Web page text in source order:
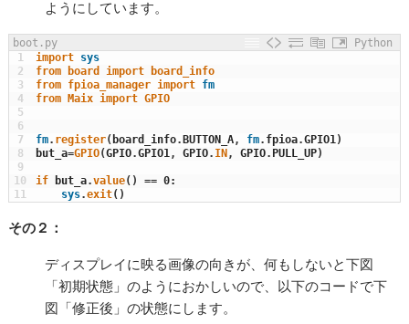
ようにしています。
boot.py
Python
1
2
3
4
5
6
7
8
9
10
11
import sys
from
board import
board_info
from fpioa_manager import fm
from
Maix import GPIO
fm. register( board_info. BUTTON_A, fm. fpioa.GPIO1)
but_a=GPIO(GPIO.GPIO1, GPIO. IN , GPIO. PULL_UP)
if but_a.value( ) == 0:
sys.exit( )
その２ ：
ディスプレイに映る画像の向きが、何もしないと下図
「初期状態」のようにおかしいので、以下のコードで下
図「修正後」の状態に します。